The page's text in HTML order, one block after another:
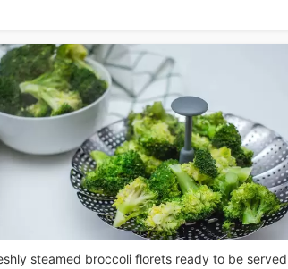
steamed broccoli florets ready to be served